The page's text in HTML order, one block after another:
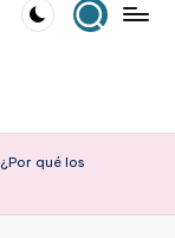
¿Por qué los